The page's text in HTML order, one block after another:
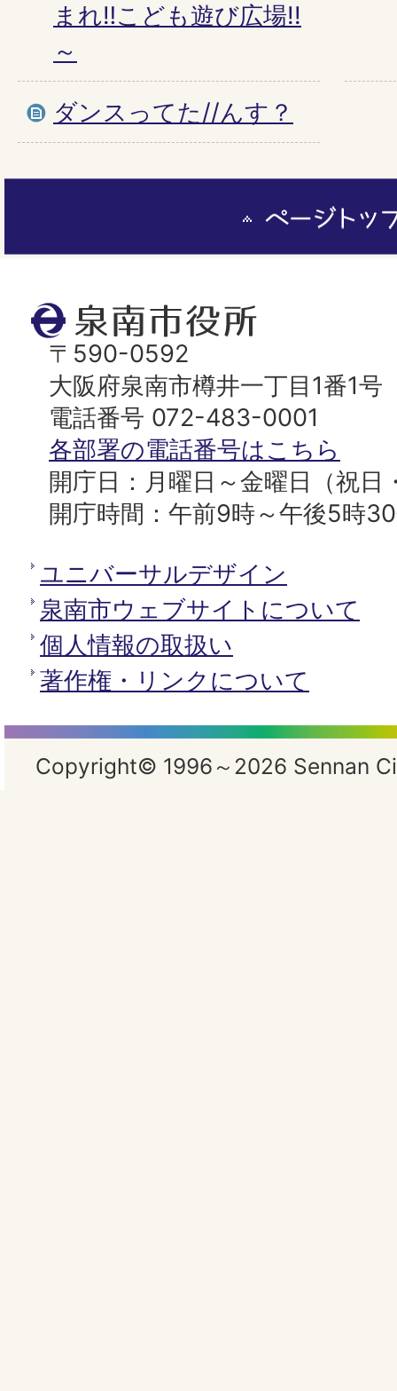
まれ‼こども遊び広場!!
～
ダンスってた//んす？
泉
南
市
役
所
〒590-0592
大阪府泉南市樽井一丁目1番1号
電話番号 072-483-0001
各部署の電話番号はこちら
開庁日：月曜日～金曜日（祝日
開庁時間：午前9時～午後5時
ユニバーサルデザイン
泉南市ウェブサイトについて
個人情報の取扱い
著作権・リンクについて
Copyright© 1996～2026 Sennan